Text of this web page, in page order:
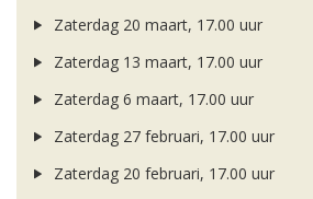
Zaterdag 20 maart, 17.00 uur
Zaterdag 13 maart, 17.00 uur
Zaterdag 6 maart, 17.00 uur
Zaterdag 27 februari, 17.00 uur
Zaterdag 20 februari, 17.00 uur